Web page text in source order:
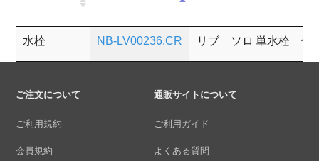
水栓 NB-LV00236.CR リブ ソロ 単水栓 低
ご注文について
ご利用規約
会員規約
通販サイトについて
ご利用ガイド
よくある質問